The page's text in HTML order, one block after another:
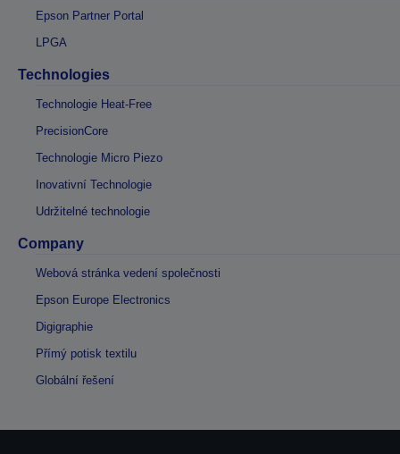
Epson Partner Portal
LPGA
Technologies
Technologie Heat-Free
PrecisionCore
Technologie Micro Piezo
Inovativní Technologie
Udržitelné technologie
Company
Webová stránka vedení společnosti
Epson Europe Electronics
Digigraphie
Přímý potisk textilu
Globální řešení